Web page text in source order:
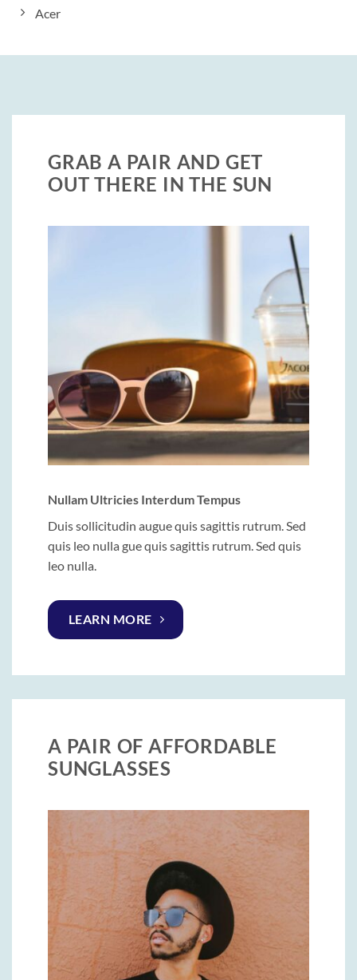
Acer
GRAB A PAIR AND GET
OUT THERE IN THE SUN
Nullam Ultricies Interdum Tempus
Duis sollicitudin augue quis sagittis rutrum. Sed
quis leo nulla gue quis sagittis rutrum. Sed quis
leo nulla.
LEARN MORE
A PAIR OF AFFORDABLE
SUNGLASSES